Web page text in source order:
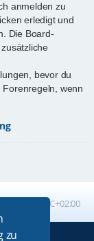
zu
anmelden zu
erledigt und
Die Board-
bevor du
wenn
UTC+02:00